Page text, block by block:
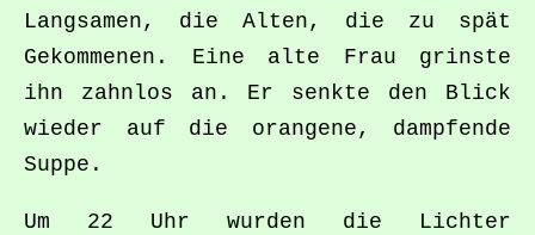
Langsamen, die Alten, die zu spät
Gekommenen. Eine alte Frau grinste
ihn zahnlos an. Er senkte den Blick
wieder auf die orangene, dampfende
Suppe.
Um 22 Uhr wurden die Lichter